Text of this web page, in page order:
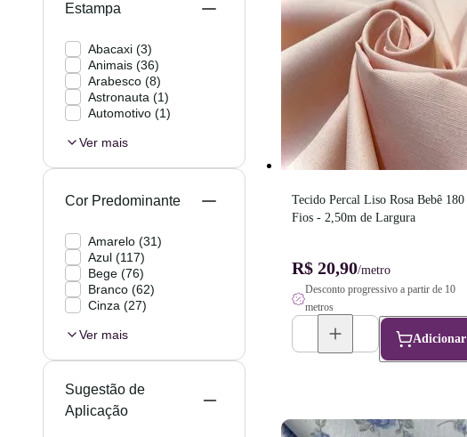
Estampa
Abacaxi (3)
Animais (36)
Arabesco (8)
Astronauta (1)
Automotivo (1)
Ver mais
Cor Predominante
Amarelo (31)
Azul (117)
Bege (76)
Branco (62)
Cinza (27)
Ver mais
Sugestão de
Aplicação
Tecido Percal Liso Rosa Bebê 180
Fios - 2,50m de Largura
R$ 20,90/metro
Desconto progressivo a partir de 10
metros
Adicionar